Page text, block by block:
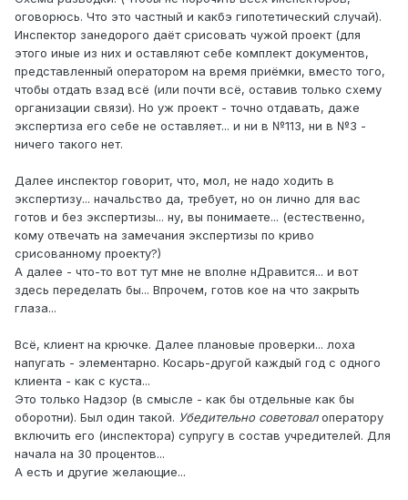
оговорюсь. Что это частный и какбэ гипотетический случай).
Инспектор занедорого даёт срисовать чужой проект (для
этого иные из них и оставляют себе комплект документов,
представленный оператором на время приёмки, вместо того,
чтобы отдать взад всё (или почти всё, оставив только схему
организации связи). Но уж проект - точно отдавать, даже
экспертиза его себе не оставляет... и ни в №113, ни в №3 -
ничего такого нет.
Далее инспектор говорит, что, мол, не надо ходить в
экспертизу... начальство да, требует, но он лично для вас
готов и без экспертизы... ну, вы понимаете... (естественно,
кому отвечать на замечания экспертизы по криво
срисованному проекту?)
А далее - что-то вот тут мне не вполне нДравится... и вот
здесь переделать бы... Впрочем, готов кое на что закрыть
глаза...
Всё, клиент на крючке. Далее плановые проверки... лоха
напугать - элементарно. Косарь-другой каждый год с одного
клиента - как с куста...
Это только Надзор (в смысле - как бы отдельные как бы
оборотни). Был один такой. Убедительно советовалоператору
включить его (инспектора) супругу в состав учредителей. Для
начала на 30 процентов...
А есть и другие желающие...